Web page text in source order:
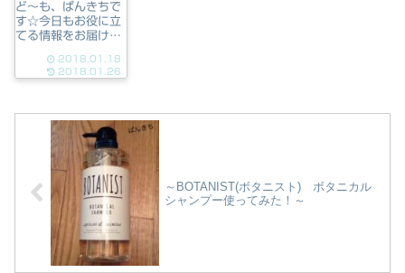
日間寝てみ
た！
ど～も、ぱんきちで
す☆今日もお役に立
てる情報をお届けし
「ニトリのホテルス
タイルまくら」で
タイルまくら (Nホ
テル セレクト) ニト
リ 『玄関先迄納品』
posted with カエレ
2018.01.18
2018.01.26
～BOTANIST(ボタニスト) ボタニカル
シャンプー使ってみた！～